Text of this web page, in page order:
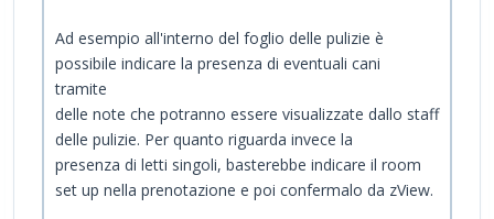
Ad esempio all'interno del foglio delle pulizie è
possibile indicare la presenza di eventuali cani
tramite
delle note che potranno essere visualizzate dallo staff
delle pulizie. Per quanto riguarda invece la
presenza di letti singoli, basterebbe indicare il room
set up nella prenotazione e poi confermalo da zView.